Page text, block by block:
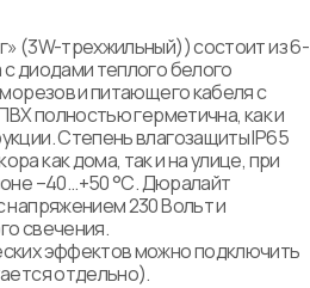
(3W-трехжильный)) состоит из 6-
диодами теплого белого
и питающего кабеля с
полностью герметична, как и
Степень влагозащиты IP65
как дома, так и на улице, при
–40...+50 °С. Дюралайт
230 Вольт и
свечения.
эффектов можно подключить
отдельно).